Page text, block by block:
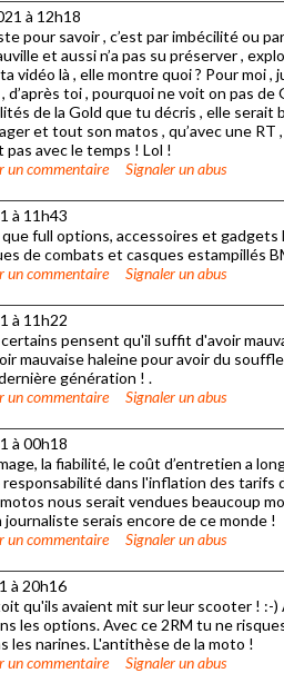
à 12h18
pour savoir , c’est par imbécilité ou
et aussi n’a pas su préserver ,
vidéo là , elle montre quoi ? Pour moi
d’après toi , pourquoi ne voit on pas
de la Gold que tu décris , elle
et tout son matos , qu’avec une
avec le temps ! Lol !
un commentaire Signaler un abus
à 11h43
full options, accessoires et
de combats et casques estampillés
un commentaire Signaler un abus
à 11h22
certains pensent qu'il suffit d'avoir
mauvaise haleine pour avoir du
génération ! .
un commentaire Signaler un abus
à 00h18
la fiabilité, le coût d’entretien a
dans l'inflation des tarifs
nous serait vendues beaucoup
serais encore de ce monde !
un commentaire Signaler un abus
à 20h16
qu'ils avaient mit sur leur scooter ! :-
les options. Avec ce 2RM tu ne
les narines. L'antithèse de la moto !
un commentaire Signaler un abus